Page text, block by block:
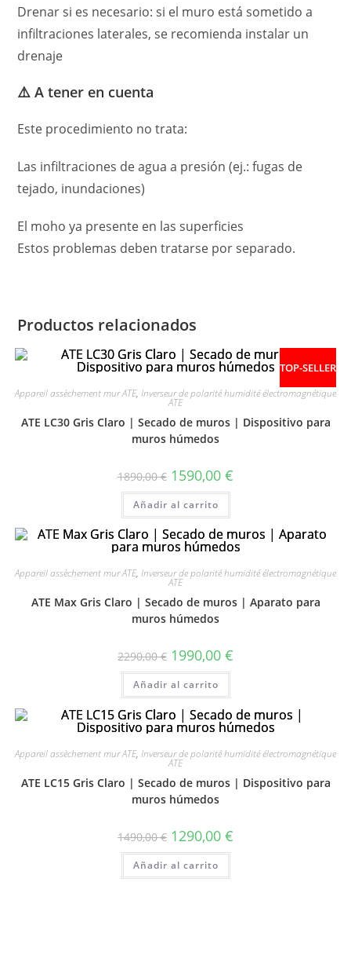
Drenar si es necesario: si el muro está sometido a
infiltraciones laterales, se recomienda instalar un
drenaje
⚠️ A tener en cuenta
Este procedimiento no trata:
Las infiltraciones de agua a presión (ej.: fugas de
tejado, inundaciones)
El moho ya presente en las superficies
Estos problemas deben tratarse por separado.
Productos relacionados
TOP-SELLER
Appareil assèchement mur ATE, Inverseur de polarité humidité électromagnétique
ATE
ATE LC30 Gris Claro | Secado de muros | Dispositivo para
muros húmedos
1890,00€ 1590,00 €
Añadir al carrito
Appareil assèchement mur ATE, Inverseur de polarité humidité électromagnétique
ATE
ATE Max Gris Claro | Secado de muros | Aparato para
muros húmedos
2290,00€ 1990,00 €
Añadir al carrito
Appareil assèchement mur ATE, Inverseur de polarité humidité électromagnétique
ATE
ATE LC15 Gris Claro | Secado de muros | Dispositivo para
muros húmedos
1490,00€ 1290,00 €
Añadir al carrito